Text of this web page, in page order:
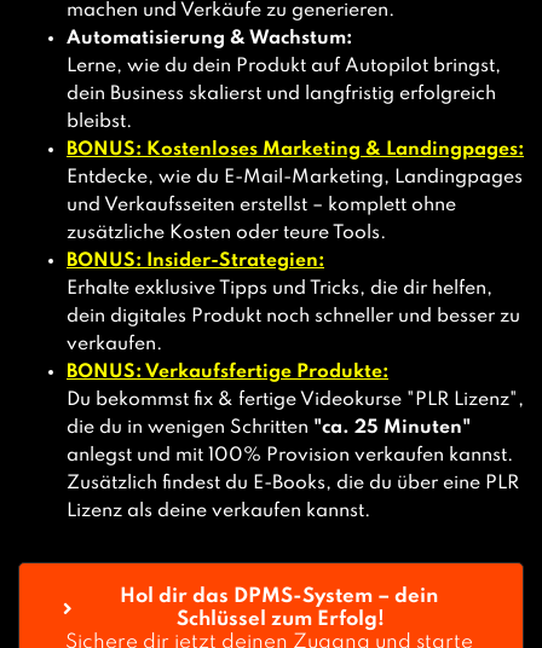
machen und Verkäufe zu generieren.
Automatisierung & Wachstum:
Lerne, wie du dein Produkt auf Autopilot bringst,
dein Business skalierst und langfristig erfolgreich
bleibst.
BONUS: Kostenloses Marketing & Landingpages:
Entdecke, wie du E-Mail-Marketing, Landingpages
und Verkaufsseiten erstellst – komplett ohne
zusätzliche Kosten oder teure Tools.
BONUS: Insider-Strategien:
Erhalte exklusive Tipps und Tricks, die dir helfen,
dein digitales Produkt noch schneller und besser zu
verkaufen.
BONUS: Verkaufsfertige Produkte:
Du bekommst fix & fertige Videokurse "PLR Lizenz",
die du in wenigen Schritten "ca. 25 Minuten"
anlegst und mit 100% Provision verkaufen kannst.
Zusätzlich findest du E-Books, die du über eine PLR
Lizenz als deine verkaufen kannst.
Hol dir das DPMS-System – dein
Schlüssel zum Erfolg!
Sichere dir jetzt deinen Zugang und starte